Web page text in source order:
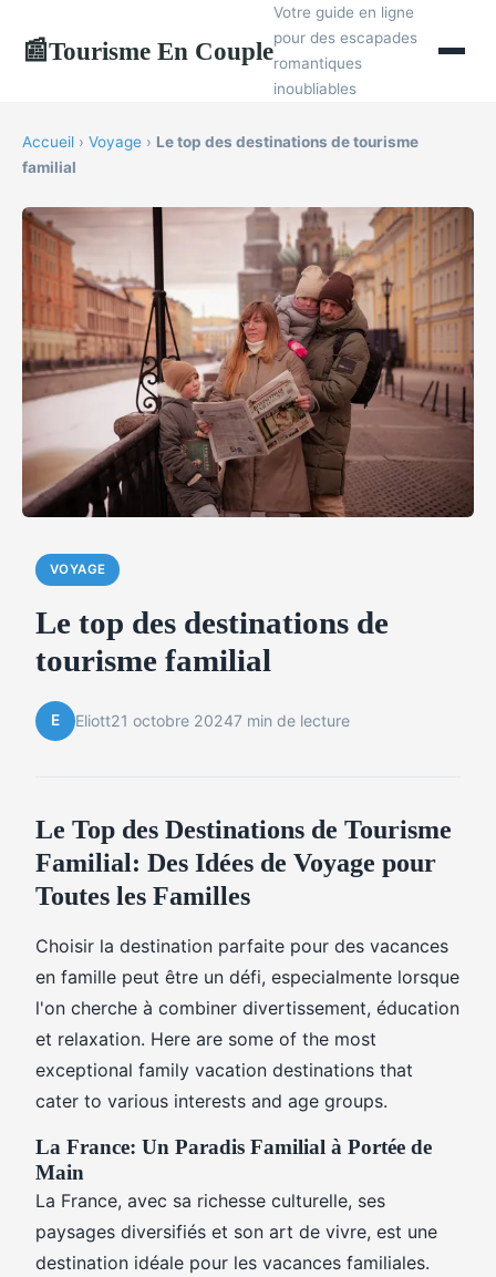
📰Tourisme En Couple
Votre guide en ligne
pour des escapades
romantiques
inoubliables
Accueil › Voyage › Le top des destinations de tourisme
familial
VOYAGE
Le top des destinations de
tourisme familial
E Eliott21 octobre 20247 min de lecture
Le Top des Destinations de Tourisme
Familial: Des Idées de Voyage pour
Toutes les Familles
Choisir la destination parfaite pour des vacances
en famille peut être un défi, especialmente lorsque
l'on cherche à combiner divertissement, éducation
et relaxation. Here are some of the most
exceptional family vacation destinations that
cater to various interests and age groups.
La France: Un Paradis Familial à Portée de
Main
La France, avec sa richesse culturelle, ses
paysages diversifiés et son art de vivre, est une
destination idéale pour les vacances familiales.